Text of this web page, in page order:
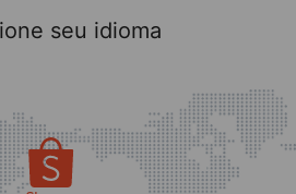
seu idioma